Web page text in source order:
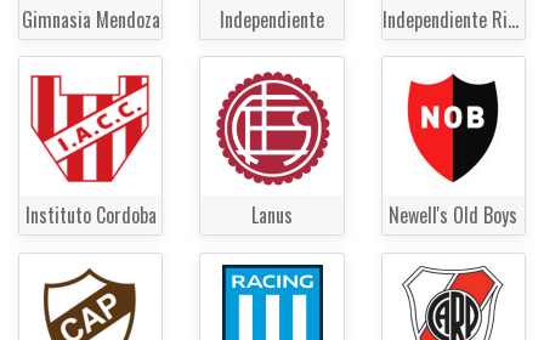
Gimnasia Mendoza Independiente Independiente Rivadavia
Instituto Cordoba Lanus Newell's Old Boys